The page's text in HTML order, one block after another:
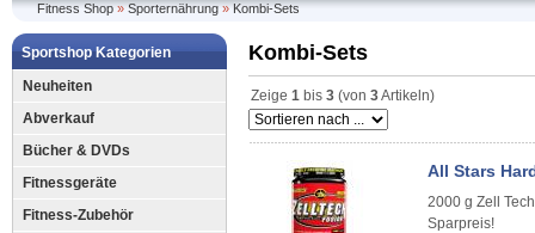
Fitness Shop»Sporternährung»Kombi-Sets
Sportshop Kategorien
Neuheiten
Abverkauf
Bücher & DVDs
Fitnessgeräte
Fitness-Zubehör
Kombi-Sets
Zeige 1 bis 3 (von 3Artikeln)
All Stars
2000 g Zell
Sparpreis!